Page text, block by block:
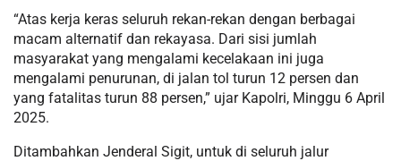
“Atas kerja keras seluruh rekan-rekan dengan berbagai
macam alternatif dan rekayasa. Dari sisi jumlah
masyarakat yang mengalami kecelakaan ini juga
mengalami penurunan, di jalan tol turun 12 persen dan
yang fatalitas turun 88 persen,” ujar Kapolri, Minggu 6 April
2025.
Ditambahkan Jenderal Sigit, untuk di seluruh jalur